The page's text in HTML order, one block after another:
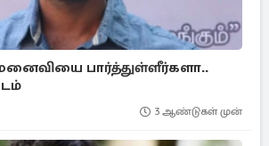
மனைவியை பார்த்துள்ளீர்களா..
3 ஆண்டுகள் முன்